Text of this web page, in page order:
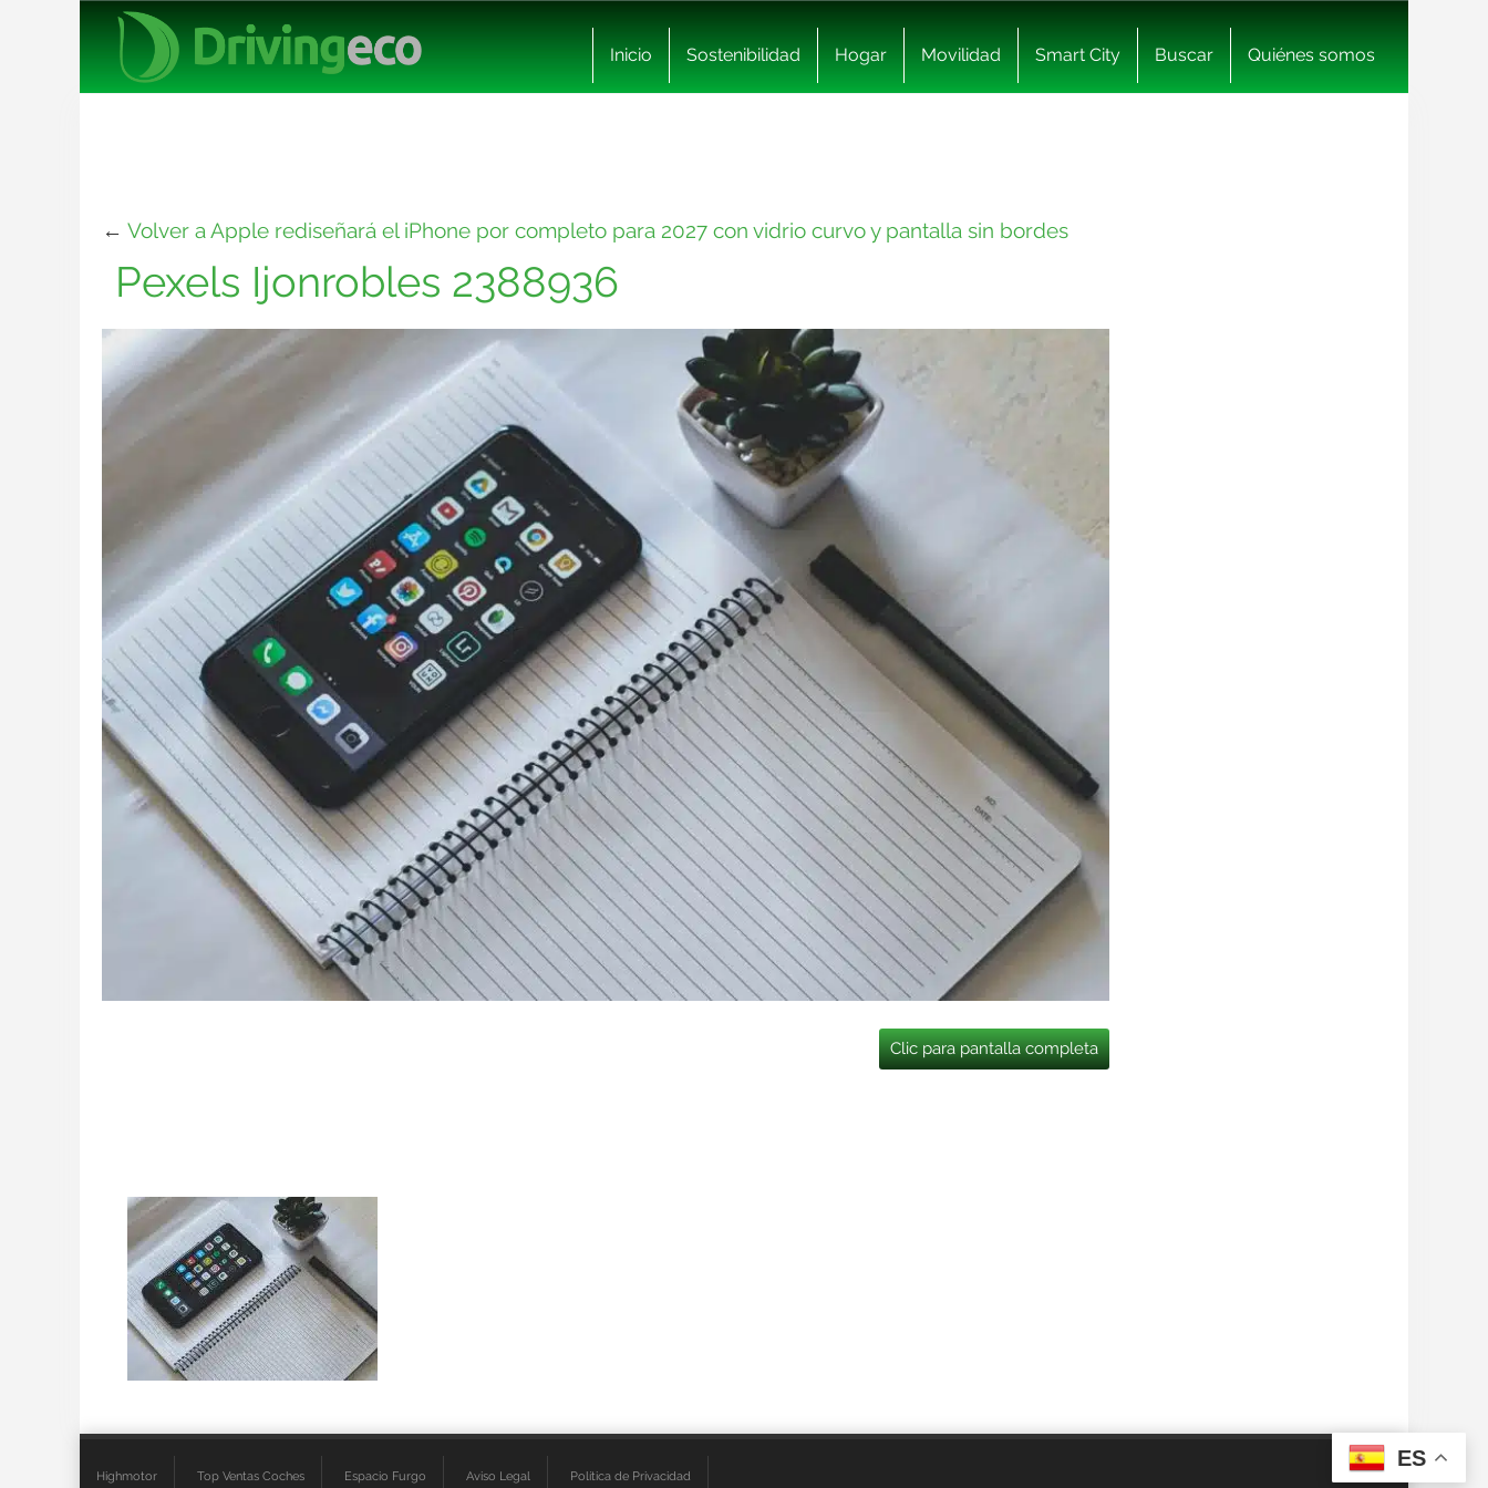
Inicio Sostenibilidad Hogar Movilidad Smart City Buscar Quiénes somos
← Volver a Apple rediseñará el iPhone por completo para 2027 con vidrio curvo y pantalla sin bordes
Pexels Ijonrobles 2388936
Clic para pantalla completa
Highmotor Top Ventas Coches Espacio Furgo Aviso Legal Política de Privacidad
ES